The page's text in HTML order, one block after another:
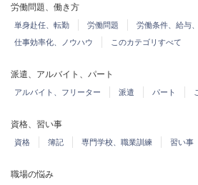
労働問題、働き方
単身赴任、転勤 労働問題 労働条件、給与
仕事効率化、ノウハウ
このカテゴリすべて
派遣、アルバイト、パート
アルバイト、フリーター 派遣 パート
資格、習い事
資格 簿記 専門学校、職業訓練 習い事
職場の悩み